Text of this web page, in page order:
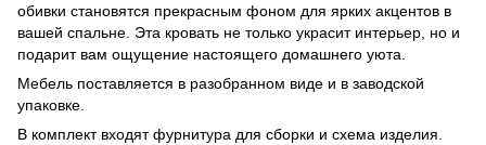
обивки становятся прекрасным фоном для ярких акцентов в
вашей спальне. Эта кровать не только украсит интерьер, но и
подарит вам ощущение настоящего домашнего уюта.
Мебель поставляется в разобранном виде и в заводской
упаковке.
В комплект входят фурнитура для сборки и схема изделия.